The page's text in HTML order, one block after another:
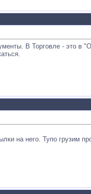
В Торговле - это в
на него. Тупо грузим